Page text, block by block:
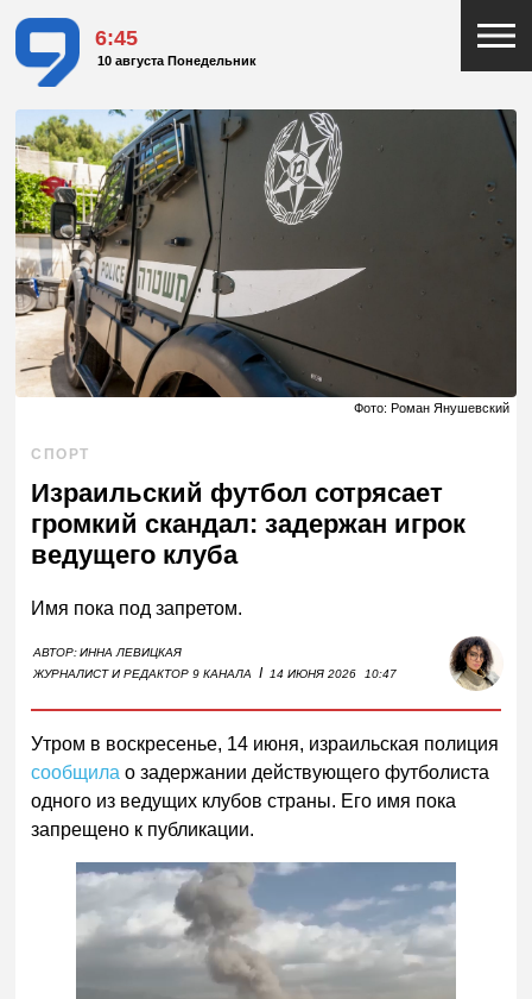
6:45
10 августа Понедельник
Фото: Роман Янушевский
СПОРТ
Израильский футбол сотрясает
громкий скандал: задержан игрок
ведущего клуба
Имя пока под запретом.
АВТОР:ИННА ЛЕВИЦКАЯ
ЖУРНАЛИСТ И РЕДАКТОР 9 КАНАЛА
I 14 ИЮНЯ 2026 10:47
Утром в воскресенье, 14 июня, израильская полиция
сообщила о задержании действующего футболиста
одного из ведущих клубов страны. Его имя пока
запрещено к публикации.